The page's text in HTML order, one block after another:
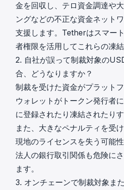
金を回収し、テロ資金調達や
ングなどの不正な資金ネット
支援します。Tetherはスマー
者権限を活用してこれらの凍結
2. 自社が誤って制裁対象の
合、どうなりますか？
制裁を受けた資金がプラット
ウォレットがトークン発行者
に登録されたり凍結されたり
また、大きなペナルティを受
現地のライセンスを失う可能
法人の銀行取引関係も危険に
ます。
3. オンチェーンで制裁対象ま